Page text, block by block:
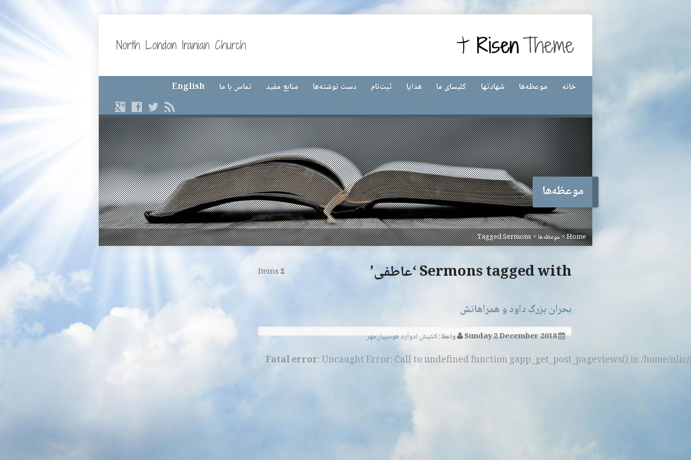
North London Iranian Church
خانه موعظه‌ها شهادتها کلیسای ما هدایا ثبت‌نام دست نوشته‌ها منابع مفید تماس با ما English
موعظه‌ها
Home
>موعظه‌ها>
Tagged Sermons
Sermons tagged with ‘عاطفی’ 2
بحران بزرگ داود و همراهانش
Sunday 2 December 2018 واعظ:کشیش ادوارد هوسپیان‌مهر
Fatal error: Uncaught Error: Call to undefined function gapp_get_post_pageviews() in /